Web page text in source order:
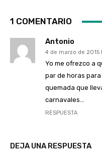
1 COMENTARIO
Antonio
4 de marzo de 2015
Yo me ofrezco a
par de horas
quemada que
carnavales…
RESPUESTA
DEJA UNA RESPUESTA